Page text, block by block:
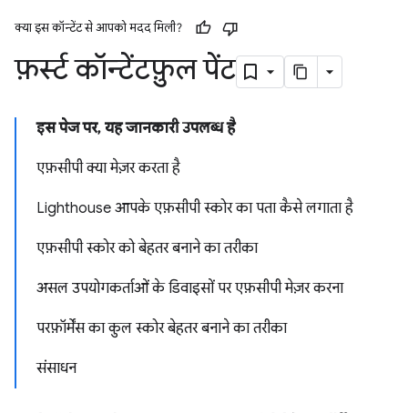
क्या इस कॉन्टेंट से आपको मदद मिली?
फ़र्स्ट कॉन्टेंटफ़ुल पेंट
इस पेज पर, यह जानकारी उपलब्ध है
एफ़सीपी क्या मेज़र करता है
Lighthouse आपके एफ़सीपी स्कोर का पता कैसे लगाता है
एफ़सीपी स्कोर को बेहतर बनाने का तरीका
असल उपयोगकर्ताओं के डिवाइसों पर एफ़सीपी मेज़र करना
परफ़ॉर्मेंस का कुल स्कोर बेहतर बनाने का तरीका
संसाधन